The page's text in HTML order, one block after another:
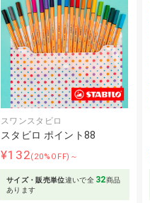
スワンスタビロ
スタビロ ポイント88
¥132(20%OFF)～
サイズ・販売単位違いで全 32商品
あります